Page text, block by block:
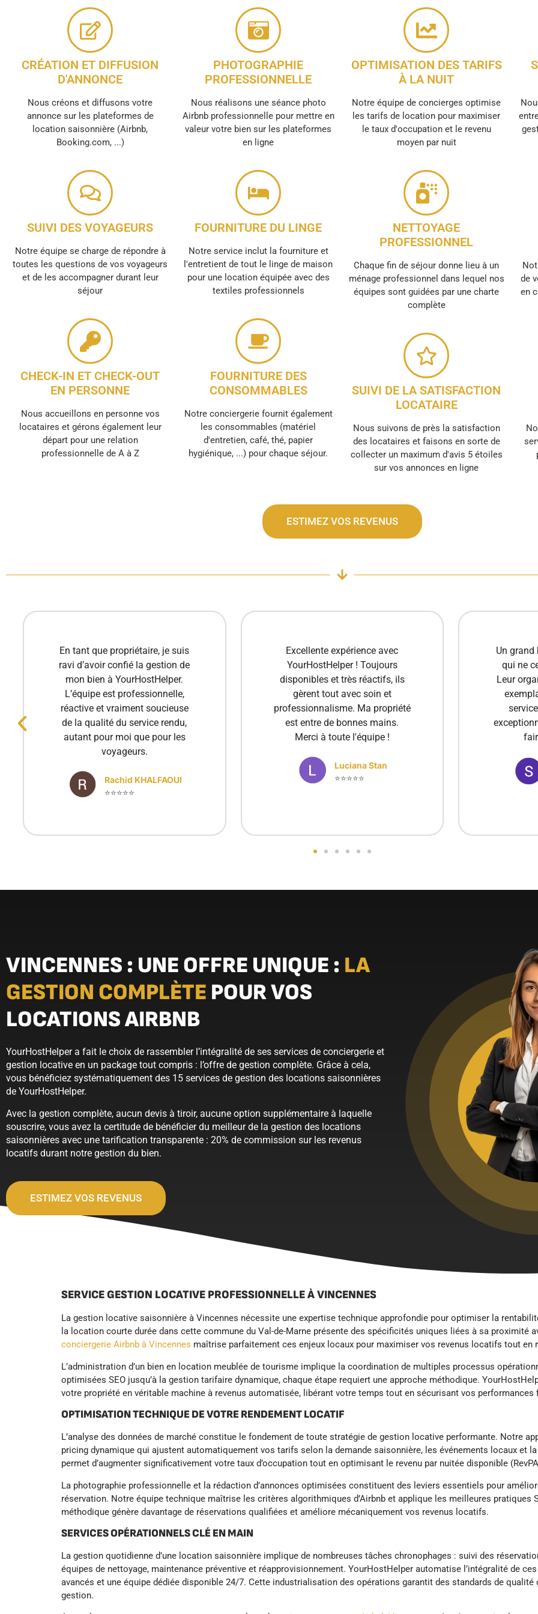
CRÉATION ET DIFFUSION
D'ANNONCE
Nous créons et diffusons votre
annonce sur les plateformes de
location saisonnière (Airbnb,
Booking.com, ...)
SUIVI DES VOYAGEURS
Notre équipe se charge de répondre à
toutes les questions de vos voyageurs
et de les accompagner durant leur
séjour
CHECK-IN ET CHECK-OUT
EN PERSONNE
Nous accueillons en personne vos
locataires et gérons également leur
départ pour une relation
professionnelle de A à Z
PHOTOGRAPHIE
PROFESSIONNELLE
Nous réalisons une séance photo
Airbnb professionnelle pour mettre en
valeur votre bien sur les plateformes
en ligne
FOURNITURE DU LINGE
Notre service inclut la fourniture et
l'entretient de tout le linge de maison
pour une location équipée avec des
textiles professionnels
FOURNITURE DES
CONSOMMABLES
Notre conciergerie fournit également
les consommables (matériel
d'entretien, café, thé, papier
hygiénique, ...) pour chaque séjour.
OPTIMISATION DES TARIFS
À LA NUIT
Notre équipe de concierges optimise
les tarifs de location pour maximiser
le taux d'occupation et le revenu
moyen par nuit
NETTOYAGE
PROFESSIONNEL
Chaque fin de séjour donne lieu à un
ménage professionnel dans lequel nos
équipes sont guidées par une charte
complète
SUIVI DE LA SATISFACTION
LOCATAIRE
Nous suivons de près la satisfaction
des locataires et faisons en sorte de
collecter un maximum d'avis 5 étoiles
sur vos annonces en ligne
de
en
ESTIMEZ VOS REVENUS
Excellente expérience avec
YourHostHelper ! Toujours
disponibles et très réactifs, ils
gèrent tout avec soin et
professionnalisme. Ma propriété
est entre de bonnes mains.
Merci à toute l'équipe !
⭐⭐⭐⭐⭐
Un grand bravo à cette agence
qui ne cesse de progresser !
Leur organisation est devenue
exemplaire et la qualité du
service atteint un niveau
exceptionnel. C’est un plaisir de
faire appel à eux.
Stanica Elena
⭐⭐⭐⭐⭐
Je suis
des
besoins.
un
VINCENNES : UNE OFFRE UNIQUE : LA
GESTION COMPLÈTE POUR VOS
LOCATIONS AIRBNB
YourHostHelper a fait le choix de rassembler l’intégralité de ses services de conciergerie et
gestion locative en un package tout compris : l’offre de gestion complète. Grâce à cela,
vous bénéficiez systématiquement des 15 services de gestion des locations saisonnières
de YourHostHelper.
Avec la gestion complète, aucun devis à tiroir, aucune option supplémentaire à laquelle
souscrire, vous avez la certitude de bénéficier du meilleur de la gestion des locations
saisonnières avec une tarification transparente : 20% de commission sur les revenus
locatifs durant notre gestion du bien.
ESTIMEZ VOS REVENUS
SERVICE GESTION LOCATIVE PROFESSIONNELLE À VINCENNES
La gestion locative saisonnière à Vincennes nécessite une expertise technique approfondie pour optimiser la
la location courte durée dans cette commune du Val-de-Marne présente des spécificités uniques liées à sa proximité
conciergerie Airbnb à Vincennes maîtrise parfaitement ces enjeux locaux pour maximiser vos revenus locatifs tout en
L’administration d’un bien en location meublée de tourisme implique la coordination de multiples processus
optimisées SEO jusqu’à la gestion tarifaire dynamique, chaque étape requiert une approche méthodique.
votre propriété en véritable machine à revenus automatisée, libérant votre temps tout en sécurisant vos performances
OPTIMISATION TECHNIQUE DE VOTRE RENDEMENT LOCATIF
L’analyse des données de marché constitue le fondement de toute stratégie de gestion locative performante. Notre
pricing dynamique qui ajustent automatiquement vos tarifs selon la demande saisonnière, les événements locaux et
permet d’augmenter significativement votre taux d’occupation tout en optimisant le revenu par nuitée disponible
La photographie professionnelle et la rédaction d’annonces optimisées constituent des leviers essentiels pour
réservation. Notre équipe technique maîtrise les critères algorithmiques d’Airbnb et applique les meilleures pratiques
méthodique génère davantage de réservations qualifiées et améliore mécaniquement vos revenus locatifs.
SERVICES OPÉRATIONNELS CLÉ EN MAIN
La gestion quotidienne d’une location saisonnière implique de nombreuses tâches chronophages : suivi des
équipes de nettoyage, maintenance préventive et réapprovisionnement. YourHostHelper automatise l’intégralité de
avancés et une équipe dédiée disponible 24/7. Cette industrialisation des opérations garantit des standards de
gestion.